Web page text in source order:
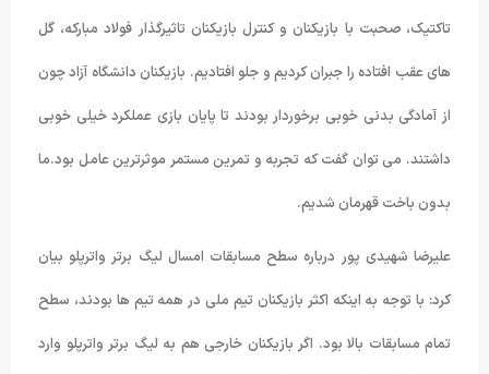
تاکتیک، صحبت با بازیکنان و کنترل بازیکنان تاثیرگذار فولاد مبارکه، گل
های عقب افتاده را جبران کردیم و جلو افتادیم. بازیکنان دانشگاه آزاد چون
از آمادگی بدنی خوبی برخوردار بودند تا پایان بازی عملکرد خیلی خوبی
داشتند. می توان گفت که تجربه و تمرین مستمر موثرترین عامل بود.ما
بدون باخت قهرمان شدیم.
علیرضا شهیدی پور درباره سطح مسابقات امسال لیگ برتر واترپلو بیان
کرد: با توجه به اینکه اکثر بازیکنان تیم ملی در همه تیم ها بودند، سطح
تمام مسابقات بالا بود. اگر بازیکنان خارجی هم به لیگ برتر واترپلو وارد